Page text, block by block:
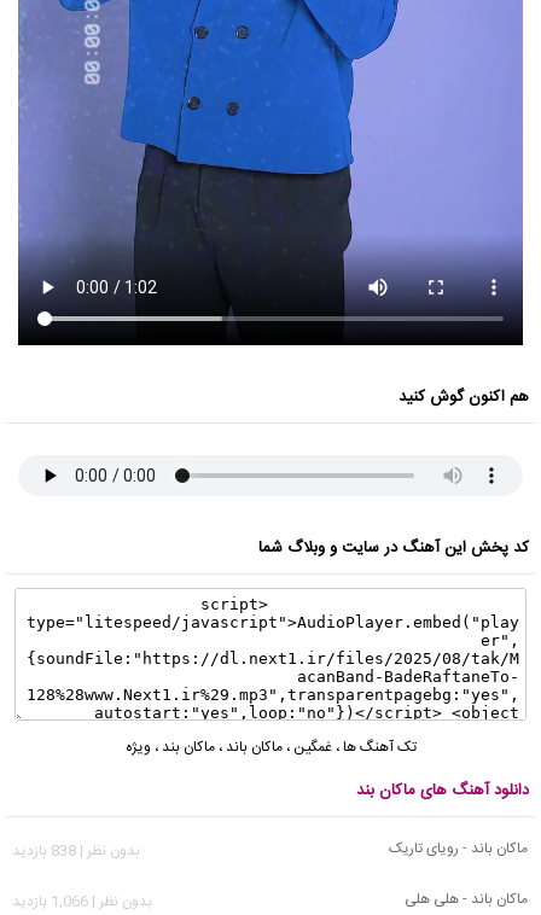
هم اکنون گوش کنید
کد پخش این آهنگ در سایت و وبلاگ شما
تک آهنگ ها،غمگین ،ماکان باند ،ماکان بند ، ویژه
دانلود آهنگ های ماکان بند
ماکان باند - رویای تاریک
بدون نظر | 838 بازدید
ماکان باند - هلی هلی
بدون نظر | 1,066 بازدید